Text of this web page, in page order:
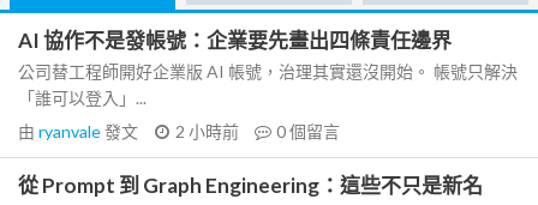
AI 協作不是發帳號：企業要先畫出四條責任邊界
公司替工程師開好企業版 AI 帳號，治理其實還沒開始。 帳號只解決
「誰可以登入」...
由 ryanvale發文 2 小時前 0個留言
從 Prompt 到 Graph Engineering：這些不只是新名